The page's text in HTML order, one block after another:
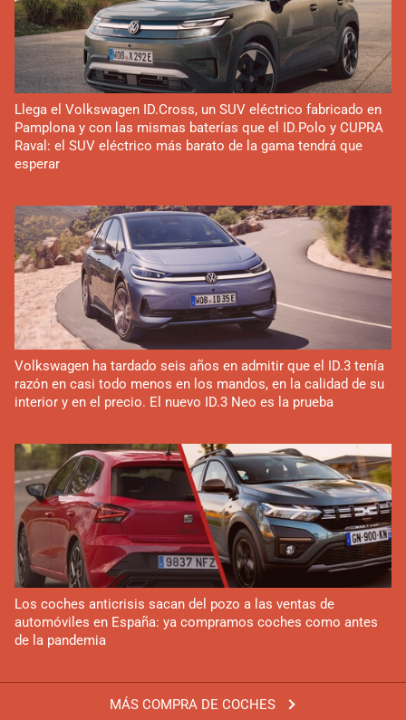
MÁS COMPRA DE COCHES
Llega el Volkswagen ID.Cross, un SUV eléctrico fabricado en
Pamplona y con las mismas baterías que el ID.Polo y CUPRA
Raval: el SUV eléctrico más barato de la gama tendrá que
esperar
Volkswagen ha tardado seis años en admitir que el ID.3 tenía
razón en casi todo menos en los mandos, en la calidad de su
interior y en el precio. El nuevo ID.3 Neo es la prueba
Los coches anticrisis sacan del pozo a las ventas de
automóviles en España: ya compramos coches como antes
de la pandemia